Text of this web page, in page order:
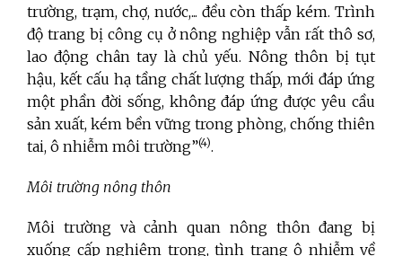
trường, trạm, chợ, nước,... đều còn thấp kém. Trình
độ trang bị công cụ ở nông nghiệp vẫn rất thô sơ,
lao động chân tay là chủ yếu. Nông thôn bị tụt
hậu, kết cấu hạ tầng chất lượng thấp, mới đáp ứng
một phần đời sống, không đáp ứng được yêu cầu
sản xuất, kém bền vững trong phòng, chống thiên
tai, ô nhiễm môi trường”(4).
Môi trường nông thôn
Môi trường và cảnh quan nông thôn đang bị
xuống cấp nghiêm trọng, tình trạng ô nhiễm về